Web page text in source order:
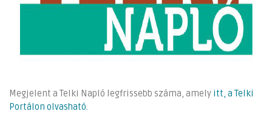
Megjelent a Telki Napló legfrissebb száma, amely itt, a Telki
Portálon olvasható.